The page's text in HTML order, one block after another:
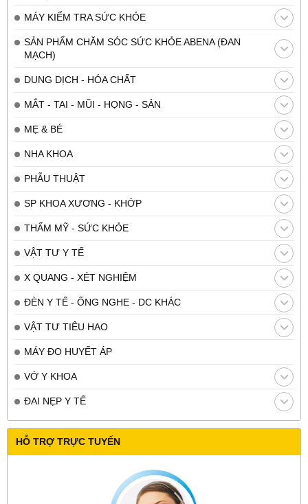
MÁY KIỂM TRA SỨC KHỎE
SẢN PHẨM CHĂM SÓC SỨC KHỎE ABENA (ĐAN
MẠCH)
DUNG DỊCH - HÓA CHẤT
MẮT - TAI - MŨI - HỌNG - SẢN
MẸ & BÉ
NHA KHOA
PHẪU THUẬT
SP KHOA XƯƠNG - KHỚP
THẨM MỸ - SỨC KHỎE
VẬT TƯ Y TẾ
X QUANG - XÉT NGHIỆM
ĐÈN Y TẾ - ỐNG NGHE - DC KHÁC
VẬT TƯ TIÊU HAO
MÁY ĐO HUYẾT ÁP
VỚ Y KHOA
ĐAI NẸP Y TẾ
HỖ TRỢ TRỰC TUYẾN